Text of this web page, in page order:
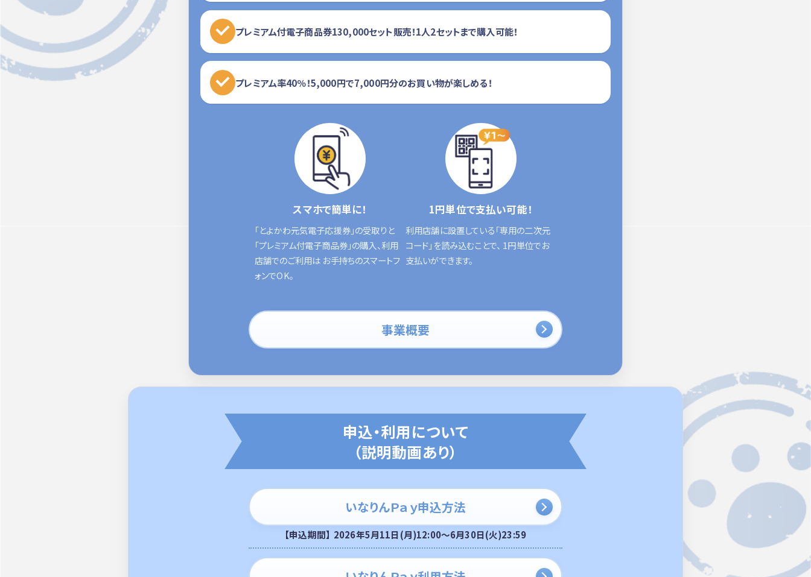
プレミアム付電子商品券130,000セット販売！1人2セットまで購入可能！
プレミアム率40％！5,000円で7,000円分のお買い物が楽しめる！
スマホで簡単に！
「とよかわ元気電子応援券」の受取りと
「プレミアム付電子商品券」の購入、利用
店舗でのご利用は お手持ちのスマートフ
ォンでOK。
1円単位で支払い可能！
利用店舗に設置している「専用の二次元
コード」を読み込むことで、 1円単位でお
支払いができます。
事業概要
申込・利用について
（説明動画あり）
いなりんＰａｙ申込方法
【申込期間】 2026年5月11日(月)12:00～6月30日(火)23:59